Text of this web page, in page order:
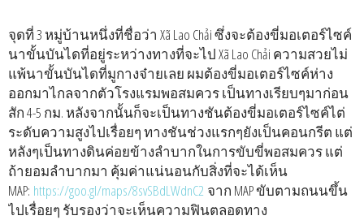
จุดที่ 3 หมู่บ้านหนึ่งที่ชื่อว่า Xã Lao Chải ซึ่งจะต้องขี่มอเตอร์ไซค์
นาขั้นบันไดที่อยู่ระหว่างทางที่จะไป Xã Lao Chải ความสวยไม่
แพ้นาขั้นบันไดที่มูกางจ๋ายเลย ผมต้องขี่มอเตอร์ไซค์ห่าง
ออกมาไกลจากตัวโรงแรมพอสมควร เป็นทางเรียบๆมาก่อน
สัก 4-5 กม. หลังจากนั้นก็จะเป็นทางชันต้องขี่มอเตอร์ไซค์ไต่
ระดับความสูงไปเรื่อยๆ ทางชันช่วงแรกๆยังเป็นคอนกรีต แต่
หลังๆเป็นทางดินค่อยข้างลำบากในการขับขี่พอสมควร แต่
ถ้ายอมลำบากมา คุ้มค่าแน่นอนกับสิ่งที่จะได้เห็น
MAP: https://goo.gl/maps/8svSBdLWdnC2 จาก MAP ขับตามถนนขึ้น
ไปเรื่อยๆ รับรองว่าจะเห็นความฟินตลอดทาง